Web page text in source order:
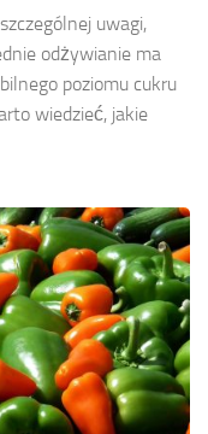
uwagi,
odżywianie ma
poziomu cukru
wiedzieć, jakie